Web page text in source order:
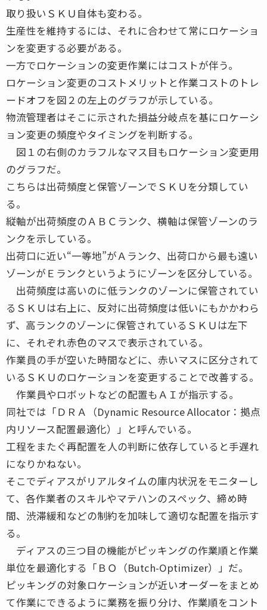
取り扱いＳＫＵ自体も変わる。
生産性を維持するには、それに合わせて常にロケーショ
ンを変更する必要がある。
一方でロケーションの変更作業にはコストが伴う。
ロケーション変更のコストメリットと作業コストのトレ
ードオフを図２の左上のグラフが示している。
物流管理者はそこに示された損益分岐点を基にロケーシ
ョン変更の頻度やタイミングを判断する。
図１の右側のカラフルなマス目もロケーション変更用
のグラフだ。
こちらは出荷頻度と保管ゾーンでＳＫＵを分類してい
る。
縦軸が出荷頻度のＡＢＣランク、横軸は保管ゾーンのラ
ンクを示している。
出荷口に近い“一等地”がＡランク、出荷口から最も遠い
ゾーンがＥランクというようにゾーンを区分している。
出荷頻度は高いのに低ランクのゾーンに保管されてい
るＳＫＵは右上に、反対に出荷頻度は低いにもかかわら
ず、高ランクのゾーンに保管されているＳＫＵは左下
に、それぞれ赤色のマスで表示されている。
作業員の手が空いた時間などに、赤いマスに区分されて
いるＳＫＵのロケーションを変更することで改善する。
作業員やロボットなどの配置もＡＩが指示する。
同社では「ＤＲＡ（Dynamic Resource Allocator：拠点
内リソース配置最適化）」と呼んでいる。
工程をまたぐ再配置を人の判断に依存していると手遅れ
になりかねない。
そこでディアスがリアルタイムの庫内状況をモニターし
て、各作業者のスキルやマテハンのスペック、締め時
間、渋滞緩和などの制約を加味して適切な配置を指示す
る。
ディアスの三つ目の機能がピッキングの作業順と作業
単位を最適化する「ＢＯ（Butch-Optimizer）」だ。
ピッキングの対象ロケーションが近いオーダーをまとめ
て作業にできるように業務を振り分け、作業順をコント